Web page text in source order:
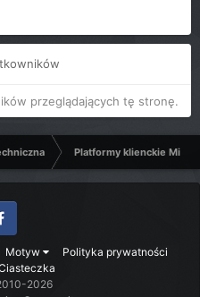
przeglądających tę stronę.
Platformy klienckie
Motyw
Polityka prywatności
2026